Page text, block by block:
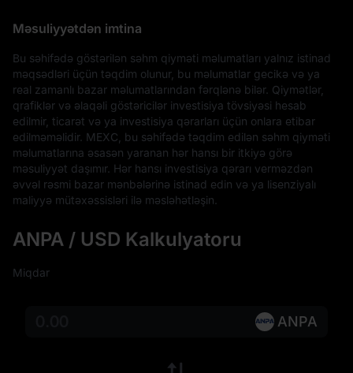
Məsuliyyətdən imtina
Bu səhifədə göstərilən səhm qiyməti məlumatları yalnız istinad
məqsədləri üçün təqdim olunur, bu məlumatlar gecikə və ya
real zamanlı bazar məlumatlarından fərqlənə bilər. Qiymətlər,
qrafiklər və əlaqəli göstəricilər investisiya tövsiyəsi hesab
edilmir, ticarət və ya investisiya qərarları üçün onlara etibar
edilməməlidir. MEXC, bu səhifədə təqdim edilən səhm qiyməti
məlumatlarına əsasən yaranan hər hansı bir itkiyə görə
məsuliyyət daşımır. Hər hansı investisiya qərarı verməzdən
əvvəl rəsmi bazar mənbələrinə istinad edin və ya lisenziyalı
maliyyə mütəxəssisləri ilə məsləhətləşin.
ANPA / USD Kalkulyatoru
Miqdar
ANPA